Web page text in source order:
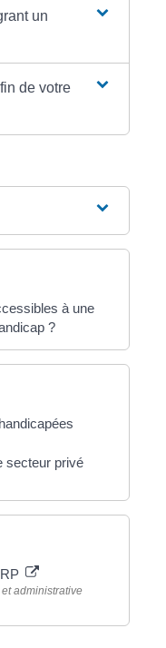
un
de votre
à une
?
secteur privé
administrative